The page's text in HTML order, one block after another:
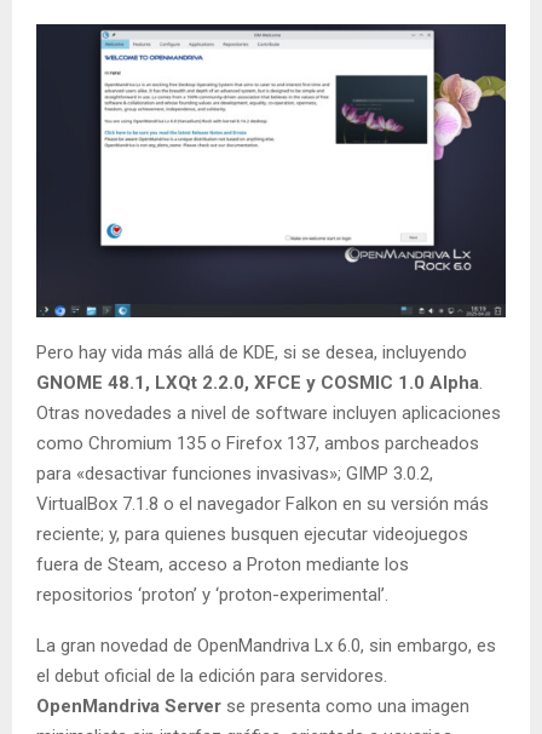
Pero hay vida más allá de KDE, si se desea, incluyendo
GNOME 48.1, LXQt 2.2.0, XFCE y COSMIC 1.0 Alpha.
Otras novedades a nivel de software incluyen aplicaciones
como Chromium 135 o Firefox 137, ambos parcheados
para «desactivar funciones invasivas»; GIMP 3.0.2,
VirtualBox 7.1.8 o el navegador Falkon en su versión más
reciente; y, para quienes busquen ejecutar videojuegos
fuera de Steam, acceso a Proton mediante los
repositorios ‘proton’ y ‘proton-experimental’.
La gran novedad de OpenMandriva Lx 6.0, sin embargo, es
el debut oficial de la edición para servidores.
OpenMandriva Server se presenta como una imagen